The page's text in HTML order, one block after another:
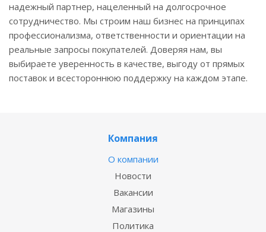
надежный партнер, нацеленный на долгосрочное
сотрудничество. Мы строим наш бизнес на принципах
профессионализма, ответственности и ориентации на
реальные запросы покупателей. Доверяя нам, вы
выбираете уверенность в качестве, выгоду от прямых
поставок и всестороннюю поддержку на каждом этапе.
Компания
О компании
Новости
Вакансии
Магазины
Политика